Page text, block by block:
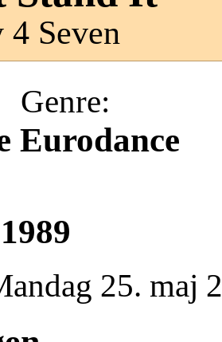
Seven
Genre:
Eurodance
25. maj